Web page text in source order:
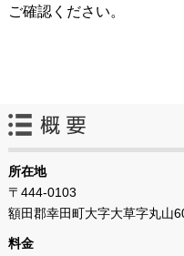
ご確認ください。
所在地
〒444-0103
額田郡幸田町大字大草字丸山
料金